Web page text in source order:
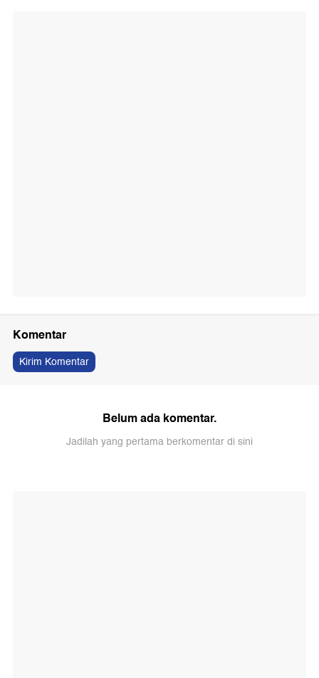
Komentar
Kirim Komentar
Belum ada komentar.
Jadilah yang pertama berkomentar di sini